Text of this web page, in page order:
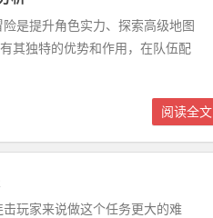
是提升角色实力、探索高级地图
其独特的优势和作用，在队伍配
阅读全文
玩家来说做这个任务更大的难